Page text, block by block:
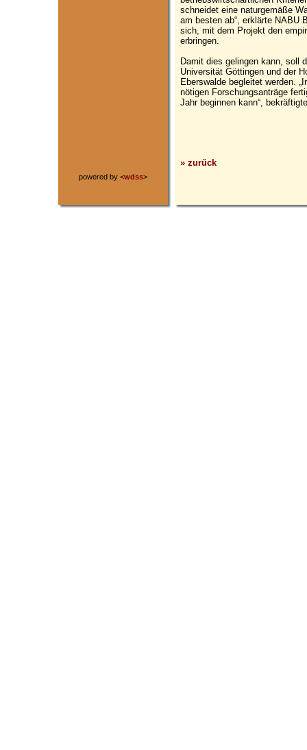
powered by <wdss>
schneidet eine naturgemäße
am besten ab“, erklärte NABU
sich, mit dem Projekt den
erbringen.
Damit dies gelingen kann, soll
Universität Göttingen und der
Eberswalde begleitet werden.
nötigen Forschungsanträge
Jahr beginnen kann“,
» zurück